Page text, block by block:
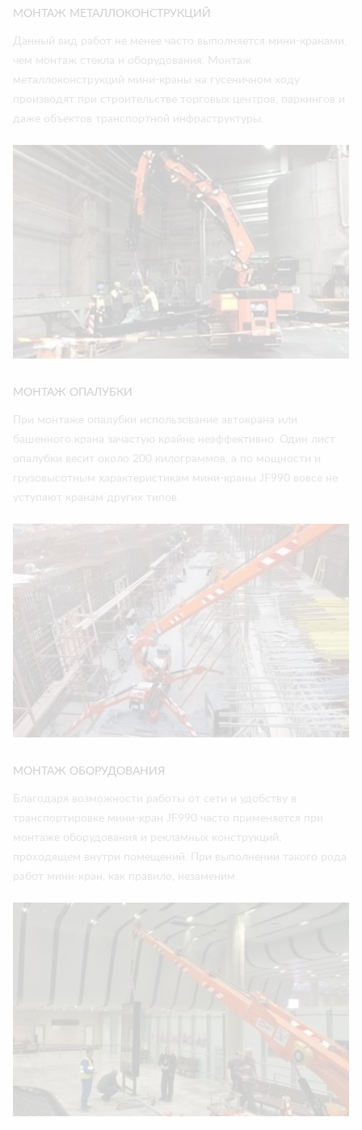
МОНТАЖ МЕТАЛЛОКОНСТРУКЦИЙ
Данный вид работ не менее часто выполняется мини-кранами,
чем монтаж стекла и оборудования. Монтаж
металлоконструкций мини-краны на гусеничном ходу
производят при строительстве торговых центров, паркингов и
даже объектов транспортной инфраструктуры.
МОНТАЖ ОПАЛУБКИ
При монтаже опалубки использование автокрана или
башенного крана зачастую крайне неэффективно. Один лист
опалубки весит около 200 килограммов, а по мощности и
грузовысотным характеристикам мини-краны JF990 вовсе не
уступают кранам других типов.
МОНТАЖ ОБОРУДОВАНИЯ
Благодаря возможности работы от сети и удобству в
транспортировке мини-кран JF990 часто применяется при
монтаже оборудования и рекламных конструкций,
проходящем внутри помещений. При выполнении такого рода
работ мини-кран, как правило, незаменим.